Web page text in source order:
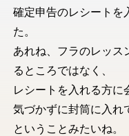
確定申告のレシートを
た。
あれね、フラのレッス
るところではなく、
レシートを入れる方に
気づかずに封筒に入れ
ということみたいね。